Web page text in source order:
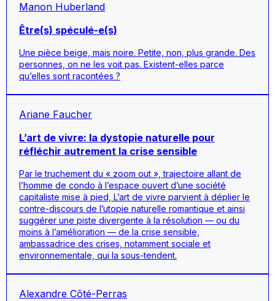
Manon Huberland
Être(s) spéculé-e(s)
Une pièce beige, mais noire. Petite, non, plus grande. Des
personnes, on ne les voit pas. Existent-elles parce
qu’elles sont racontées ?
Ariane Faucher
L’art de vivre: la dystopie naturelle pour
réfléchir autrement la crise sensible
Par le truchement du « zoom out », trajectoire allant de
l’homme de condo à l’espace ouvert d’une société
capitaliste mise à pied, L’art de vivre parvient à déplier le
contre-discours de l’utopie naturelle romantique et ainsi
suggérer une piste divergente à la résolution — ou du
moins à l’amélioration — de la crise sensible,
ambassadrice des crises, notamment sociale et
environnementale, qui la sous-tendent.
Alexandre Côté-Perras